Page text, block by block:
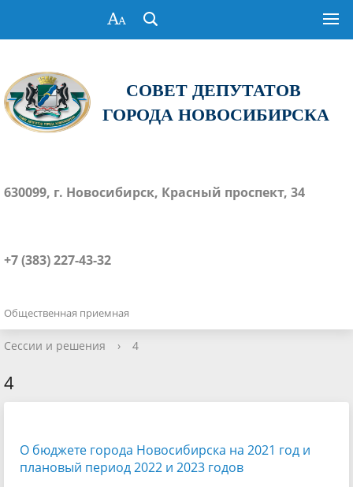
СОВЕТ ДЕПУТАТОВ
ГОРОДА НОВОСИБИРСКА
630099, г. Новосибирск, Красный проспект, 34
+7 (383) 227-43-32
Общественная приемная
Сессии и решения › 4
4
О бюджете города Новосибирска на 2021 год и
плановый период 2022 и 2023 годов